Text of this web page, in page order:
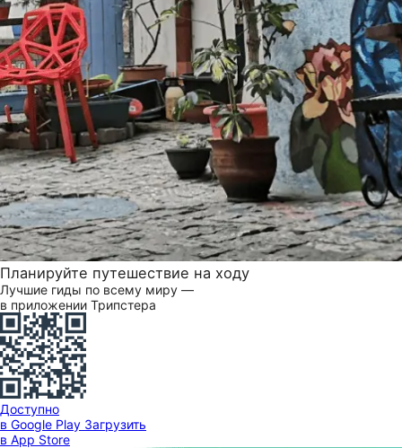
Планируйте путешествие на ходу
Лучшие гиды по всему миру —
в приложении Трипстера
Доступно
в Google Play Загрузить
в App Store